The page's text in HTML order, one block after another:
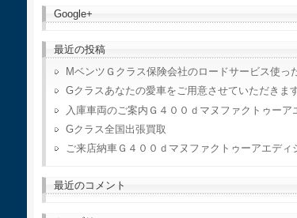
Google+
最近の投稿
MベンツＧクラス保険会社のロードサービス使っ
Gクラスあなたの愛車をご用意させていただきま
入庫車両のご案内Ｇ４００ｄマヌファクトゥーア
Gクラス全国出張買取
ご来店納車Ｇ４００ｄマヌファクトゥーアエディ
最近のコメント